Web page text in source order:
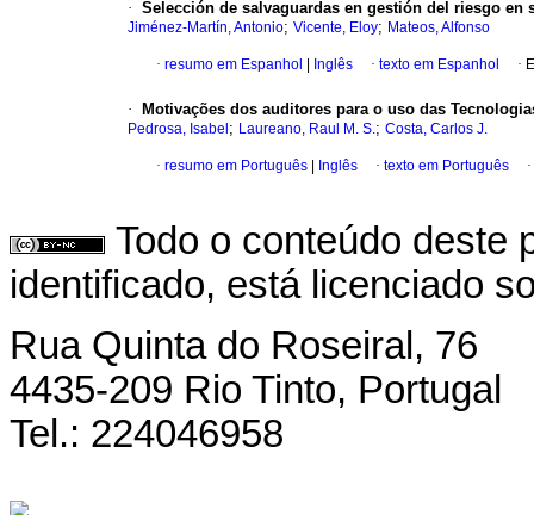
· Selección de salvaguardas en gestión del riesgo en
Jiménez-Martín, Antonio; Vicente, Eloy; Mateos, Alfonso
· resumo em Espanhol Inglês · texto em Espanhol ·
· Motivações dos auditores para o uso das
Pedrosa, Isabel ; Laureano, Raul M. S.; Costa, Carlos J.
· resumo em Português Inglês · texto em Português ·
Todo o conteúdo deste
identificado, está licenciado
Rua Quinta do Roseiral, 76
4435-209 Rio Tinto, Portugal
Tel.: 224046958